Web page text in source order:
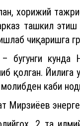
ташкил
чиқаришга
бугунги кунда
қолган.
каби
Мирзиёев
2 та
энергетика